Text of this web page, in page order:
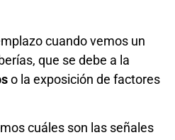
cuando vemos un
que se debe a la
o la exposición de factores
cuáles son las señales